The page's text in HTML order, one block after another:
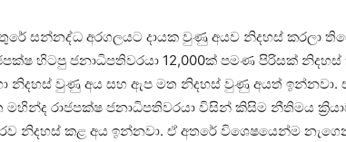
සන්නද්ධ අරගලයට දායක වුණු අයව නිදහස් කරලා
හිටපු ජනාධිපතිවරයා 12,000ක් පමණ පිරිසක් නිදහස්
නිදහස් වුණු අය සහ ඇප මත නිදහස් වුණු අයත් ඉන්නවා.
රාජපක්ෂ ජනාධිපතිවරයා විසින් කිසිම නීතිමය
නිදහස් කළ අය ඉන්නවා. ඒ අතරේ විශෙෂයෙන්ම